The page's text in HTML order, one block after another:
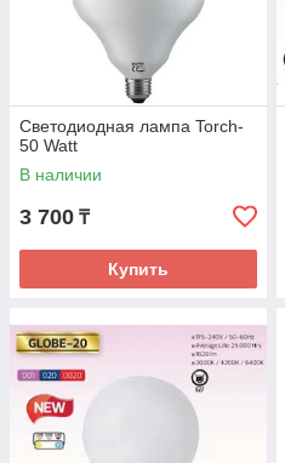
Светодиодная лампа Torch-
50 Watt
В наличии
3 700 ₸
Купить